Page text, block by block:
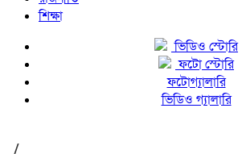
শিক্ষা
ভিডিও স্টোরি
ফটো স্টোরি
ফটোগ্যালারি
ভিডিও গ্যালারি
/